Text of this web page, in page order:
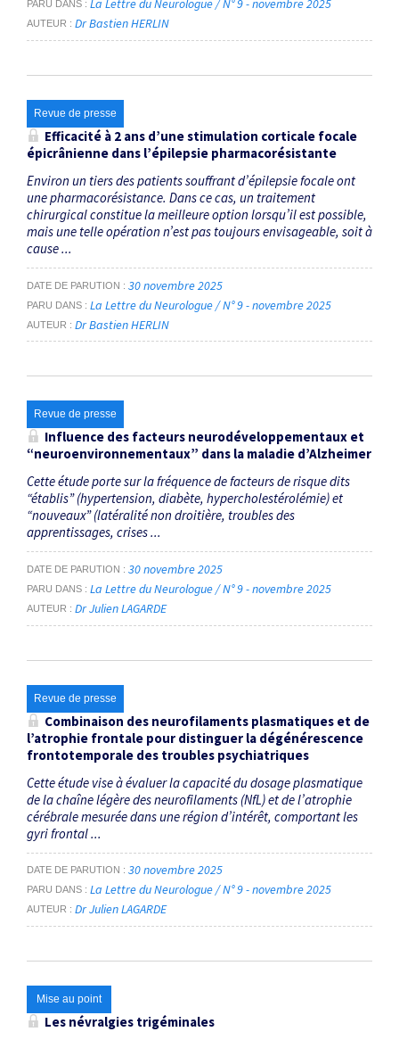
PARU DANS La Lettre du Neurologue / N° 9 - novembre 2025
AUTEUR Dr Bastien HERLIN
Revue de presse
Efficacité à 2 ans d’une stimulation corticale focale
épicrânienne dans l’épilepsie pharmacorésistante
Environ un tiers des patients souffrant d’épilepsie focale ont
une pharmacorésistance. Dans ce cas, un traitement
chirurgical constitue la meilleure option lorsqu’il est possible,
mais une telle opération n’est pas toujours envisageable, soit à
cause ...
DATE DE PARUTION 30 novembre 2025
PARU DANS La Lettre du Neurologue / N° 9 - novembre 2025
AUTEUR Dr Bastien HERLIN
Revue de presse
Influence des facteurs neurodéveloppementaux et
“neuroenvironnementaux” dans la maladie d’Alzheimer
Cette étude porte sur la fréquence de facteurs de risque dits
“établis” (hypertension, diabète, hypercholestérolémie) et
“nouveaux” (latéralité non droitière, troubles des
apprentissages, crises ...
DATE DE PARUTION 30 novembre 2025
PARU DANS La Lettre du Neurologue / N° 9 - novembre 2025
AUTEUR Dr Julien LAGARDE
Revue de presse
Combinaison des neurofilaments plasmatiques et de
l’atrophie frontale pour distinguer la dégénérescence
frontotemporale des troubles psychiatriques
Cette étude vise à évaluer la capacité du dosage plasmatique
de la chaîne légère des neurofilaments (NfL) et de l’atrophie
cérébrale mesurée dans une région d’intérêt, comportant les
gyri frontal ...
DATE DE PARUTION 30 novembre 2025
PARU DANS La Lettre du Neurologue / N° 9 - novembre 2025
AUTEUR Dr Julien LAGARDE
Mise au point
Les névralgies trigéminales